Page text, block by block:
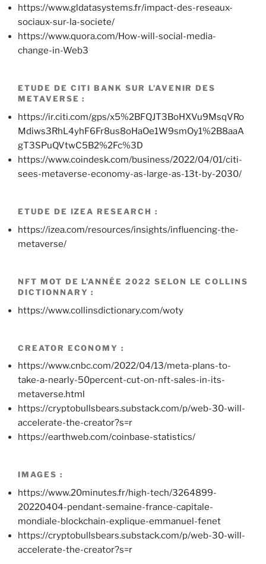
https://www.gldatasystems.fr/impact-des-reseaux-
sociaux-sur-la-societe/
https://www.quora.com/How-will-social-media-
change-in-Web3
ETUDE DE CITI BANK SUR L’AVENIR DES
METAVERSE :
https://ir.citi.com/gps/x5%2BFQJT3BoHXVu9MsqVRo
Mdiws3RhL4yhF6Fr8us8oHaOe1W9smOy1%2B8aaA
gT3SPuQVtwC5B2%2Fc%3D
https://www.coindesk.com/business/2022/04/01/citi-
sees-metaverse-economy-as-large-as-13t-by-2030/
ETUDE DE IZEA RESEARCH :
https://izea.com/resources/insights/influencing-the-
metaverse/
NFT MOT DE L’ANNÉE 2022 SELON LE COLLINS
DICTIONNARY :
https://www.collinsdictionary.com/woty
CREATOR ECONOMY :
https://www.cnbc.com/2022/04/13/meta-plans-to-
take-a-nearly-50percent-cut-on-nft-sales-in-its-
metaverse.html
https://cryptobullsbears.substack.com/p/web-30-will-
accelerate-the-creator?s=r
https://earthweb.com/coinbase-statistics/
IMAGES :
https://www.20minutes.fr/high-tech/3264899-
20220404-pendant-semaine-france-capitale-
mondiale-blockchain-explique-emmanuel-fenet
https://cryptobullsbears.substack.com/p/web-30-will-
accelerate-the-creator?s=r